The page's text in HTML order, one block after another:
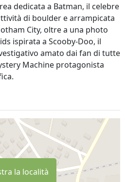
dedicata a Batman, il celebre
di boulder e arrampicata
City, oltre a una photo
ispirata a Scooby-Doo, il
amato dai fan di tutte
Machine protagonista
la località